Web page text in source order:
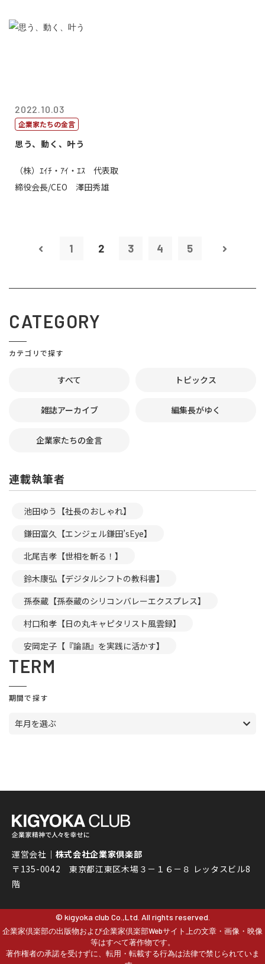
2022.10.03
企業家たちの金言
思う、動く、叶う
（株）ｴｲﾁ・ｱｲ・ｴｽ 代表取
締役会長/CEO 澤田秀雄
1 2 3 4 5
CATEGORY
カテゴリで探す
すべて トピックス
雑誌アーカイブ 編集長がゆく
企業家たちの金言
連載執筆者
池田ゆう【社長のおしゃれ】
鎌田富久【エンジェル鎌田’sEye】
北尾吉孝【世相を斬る！】
鈴木康弘【デジタルシフトの教科書】
孫泰蔵【孫泰蔵のシリコンバレーエクスプレス】
村口和孝【日の丸キャピタリスト風雲録】
安岡定子【『論語』を実践に活かす】
TERM
期間で探す
年月を選ぶ
運営会社｜ 株式会社企業家倶楽部
〒135-0042 東京都江東区木場３－１６－８ レッタスビル8
階
© kigyoka club Co.,Ltd. All rights reserved.
企業家倶楽部の出版物および企業家倶楽部Webサイト上の文章・画像・映像
等はすべて著作物です。
著作権者の承諾を受けずに、転用・転載する行為は法律で禁じられていま